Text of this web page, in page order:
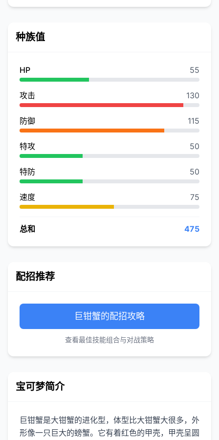
种族值
HP 55
攻击 130
防御 115
特攻 50
特防 50
速度 75
总和 475
配招推荐
巨钳蟹的配招攻略
查看最佳技能组合与对战策略
宝可梦简介
巨钳蟹是大钳蟹的进化型，体型比大钳蟹大很多，外
形像一只巨大的螃蟹。它有着红色的甲壳，甲壳呈圆